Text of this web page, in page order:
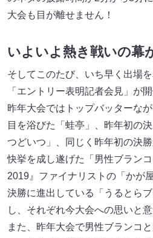
大会も目が離せません！
いよいよ熱き戦いの幕
そしてこのたび、いち早く出場
「エントリー表明記者会見」が
昨年大会ではトップバッターな
目を浴びた「蛙亭」、昨年初の
つどいつ」、同じく昨年初の決
快挙を成し遂げた「男性ブラン
2019』ファイナリストの「かが
決勝に進出している「うるとら
し、それぞれ今大会への思いと
また、昨年大会で男性ブランコ